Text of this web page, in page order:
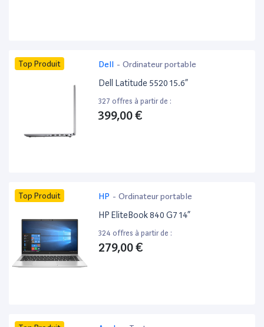
Top Produit Dell - Ordinateur portable
Dell Latitude 5520 15.6”
327 offres à partir de :
399,00 €
Top Produit HP - Ordinateur portable
HP EliteBook 840 G7 14”
324 offres à partir de :
279,00 €